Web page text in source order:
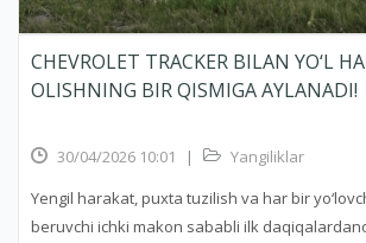
CHEVROLET TRACKER BILAN YO‘L
OLISHNING BIR QISMIGA AYLANADI!
30/04/2026 10:01 |
Yangiliklar
Yengil harakat, puxta tuzilish va har bir
beruvchi ichki makon sababli ilk